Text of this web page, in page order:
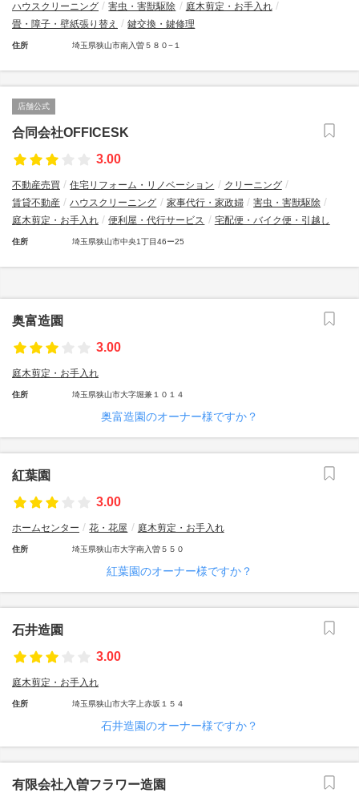
ハウスクリーニング
害虫・害獣駆除
庭木剪定・お手入れ
畳・障子・壁紙張り替え
鍵交換・鍵修理
住所 埼玉県狭山市南入曽５８０−１
店舗公式
合同会社OFFICESK
3.00
不動産売買 住宅リフォーム・リノベーション
クリーニング
賃貸不動産
ハウスクリーニング 家事代行・家政婦
害虫・害獣駆除
庭木剪定・お手入れ
便利屋・代行サービス 宅配便・バイク便・引越し
住所 埼玉県狭山市中央1丁目46ー25
奥富造園
3.00
庭木剪定・お手入れ
住所 埼玉県狭山市大字堀兼１０１４
奥富造園のオーナー様ですか？
紅葉園
3.00
ホームセンター 花・花屋 庭木剪定・お手入れ
住所 埼玉県狭山市大字南入曽５５０
紅葉園のオーナー様ですか？
石井造園
3.00
庭木剪定・お手入れ
住所 埼玉県狭山市大字上赤坂１５４
石井造園のオーナー様ですか？
有限会社入曽フラワー造園